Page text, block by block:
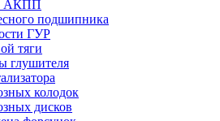
АКПП
подшипника
ГУР
тяги
глушителя
колодок
дисков